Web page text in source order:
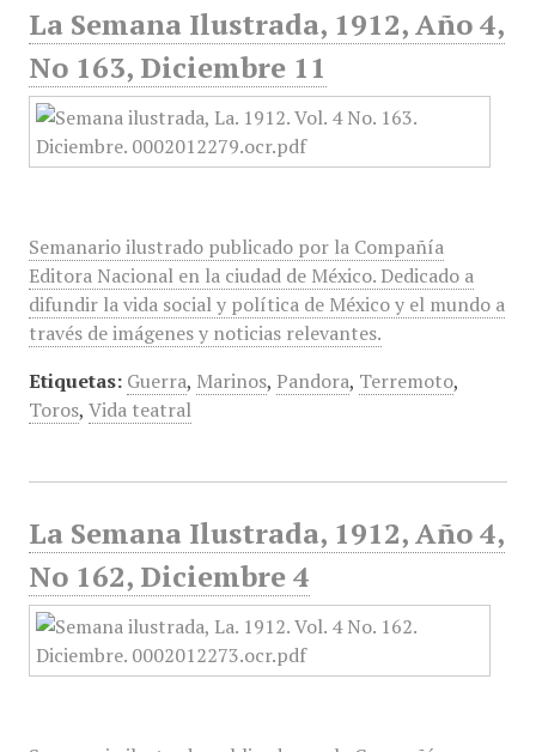
La Semana Ilustrada, 1912, Año 4,
No 163, Diciembre 11
Semanario ilustrado publicado por la Compañía
Editora Nacional en la ciudad de México. Dedicado a
difundir la vida social y política de México y el mundo a
través de imágenes y noticias relevantes.
Etiquetas: Guerra, Marinos, Pandora, Terremoto,
Toros, Vida teatral
La Semana Ilustrada, 1912, Año 4,
No 162, Diciembre 4